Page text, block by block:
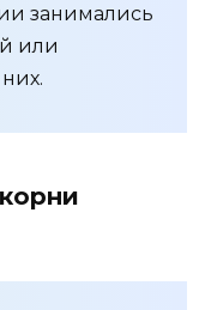
занимались
или